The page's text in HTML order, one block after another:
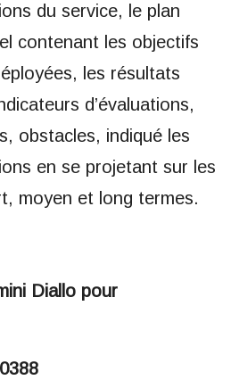
du service, le plan
contenant les objectifs
les résultats
d’évaluations,
obstacles, indiqué les
en se projetant sur les
moyen et long termes.
Diallo pour